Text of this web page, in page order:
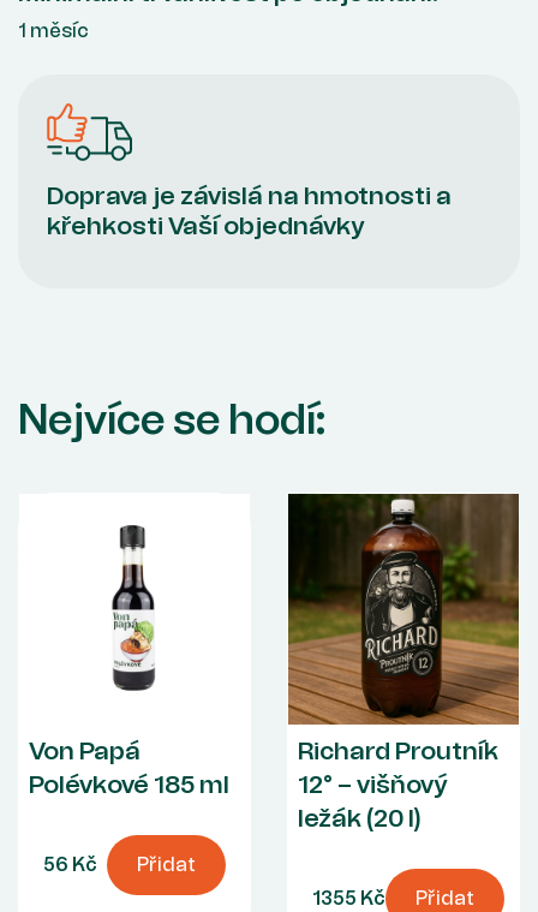
1 měsíc
Doprava je závislá na hmotnosti a
křehkosti Vaší objednávky
Nejvíce se hodí:
Von Papá
Polévkové 185 ml
56 Kč Přidat
Richard Proutník
12° – višňový
ležák (20 l)
1355 Kč Přidat